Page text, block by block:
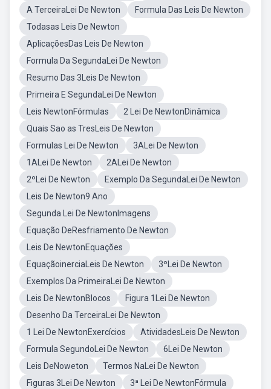
A TerceiraLei De Newton
Formula Das Leis De Newton
Todasas Leis De Newton
AplicaçõesDas Leis De Newton
Formula Da SegundaLei De Newton
Resumo Das 3Leis De Newton
Primeira E SegundaLei De Newton
Leis NewtonFórmulas
2 Lei De NewtonDinâmica
Quais Sao as TresLeis De Newton
Formulas Lei De Newton
3ALei De Newton
1ALei De Newton
2ALei De Newton
2ºLei De Newton
Exemplo Da SegundaLei De Newton
Leis De Newton9 Ano
Segunda Lei De NewtonImagens
Equação DeResfriamento De Newton
Leis De NewtonEquações
EquaçãoinerciaLeis De Newton
3ºLei De Newton
Exemplos Da PrimeiraLei De Newton
Leis De NewtonBlocos
Figura 1Lei De Newton
Desenho Da TerceiraLei De Newton
1 Lei De NewtonExercícios
AtividadesLeis De Newton
Formula SegundoLei De Newton
6Lei De Newton
Leis DeNoweton
Termos NaLei De Newton
Figuras 3Lei De Newton
3ª Lei De NewtonFórmula